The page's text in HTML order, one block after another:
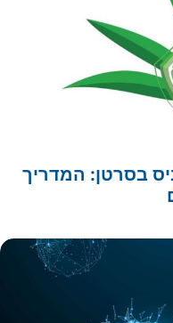
בסרטן: המדריך